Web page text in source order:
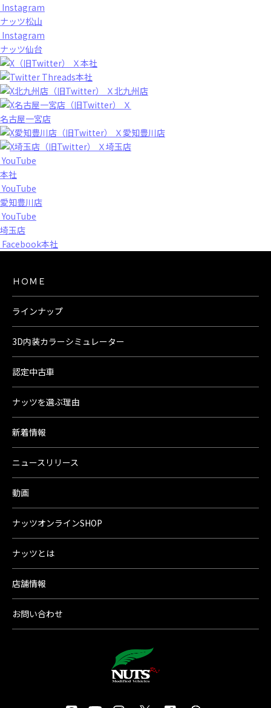
Instagram
ナッツ松山
Instagram
ナッツ仙台
Ｘ本社
Threads本社
Ｘ北九州店
Ｘ
名古屋一宮店
Ｘ愛知豊川店
Ｘ埼玉店
YouTube
本社
YouTube
愛知豊川店
YouTube
埼玉店
Facebook本社
ＨＯＭＥ
ラインナップ
3D内装カラーシミュレーター
認定中古車
ナッツを選ぶ理由
新着情報
ニュースリリース
動画
ナッツオンラインSHOP
ナッツとは
店舗情報
お問い合わせ